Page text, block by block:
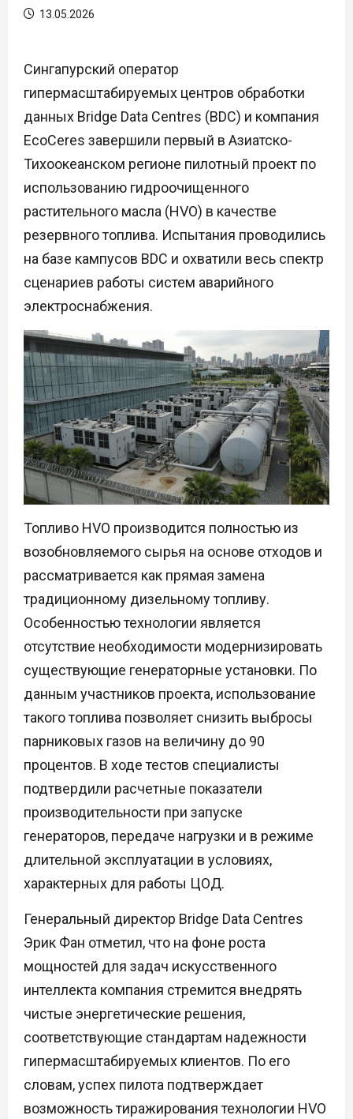
13.05.2026
Сингапурский оператор
гипермасштабируемых центров обработки
данных Bridge Data Centres (BDC) и компания
EcoCeres завершили первый в Азиатско-
Тихоокеанском регионе пилотный проект по
использованию гидроочищенного
растительного масла (HVO) в качестве
резервного топлива. Испытания проводились
на базе кампусов BDC и охватили весь спектр
сценариев работы систем аварийного
электроснабжения.
Топливо HVO производится полностью из
возобновляемого сырья на основе отходов и
рассматривается как прямая замена
традиционному дизельному топливу.
Особенностью технологии является
отсутствие необходимости модернизировать
существующие генераторные установки. По
данным участников проекта, использование
такого топлива позволяет снизить выбросы
парниковых газов на величину до 90
процентов. В ходе тестов специалисты
подтвердили расчетные показатели
производительности при запуске
генераторов, передаче нагрузки и в режиме
длительной эксплуатации в условиях,
характерных для работы ЦОД.
Генеральный директор Bridge Data Centres
Эрик Фан отметил, что на фоне роста
мощностей для задач искусственного
интеллекта компания стремится внедрять
чистые энергетические решения,
соответствующие стандартам надежности
гипермасштабируемых клиентов. По его
словам, успех пилота подтверждает
возможность тиражирования технологии HVO